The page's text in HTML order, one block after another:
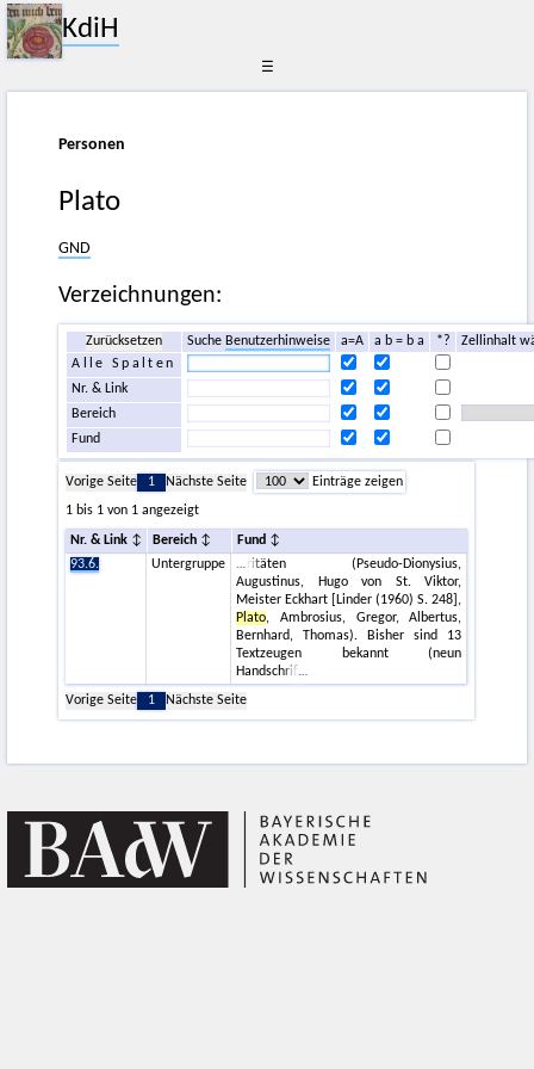
KdiH
☰
Personen
Plato
GND
Verzeichnungen:
Zurücksetzen Suche Benutzerhinweise a=A a b = b a *?
Zellinhalt
Alle Spalten
Nr. & Link
Bereich
Fund
Vorige Seite 1 Nächste Seite
Einträge zeigen
1 bis 1 von 1 angezeigt
Nr. & Link Bereich
Fund
93.6.
Untergruppe
ritäten (Pseudo-Dionysius,
Augustinus, Hugo von St. Viktor,
Meister Eckhart [Linder (1960) S. 248],
Plato, Ambrosius, Gregor, Albertus,
Bernhard, Thomas). Bisher sind 13
Textzeugen bekannt (neun
Handschrif
Vorige Seite
1 Nächste Seite